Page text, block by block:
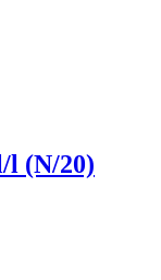
l (N/20)